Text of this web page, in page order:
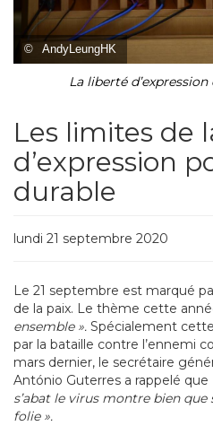
© AndyLeungHK
La liberté
Les limites de
d’expression
durable
lundi 21 septembre 2020
Le 21 septembre est marqué
de la paix. Le thème cette
ensemble ». Spécialement
par la bataille contre l’ennemi
mars dernier, le secrétaire
António Guterres a rappelé que
s’abat le virus montre bien
folie ».